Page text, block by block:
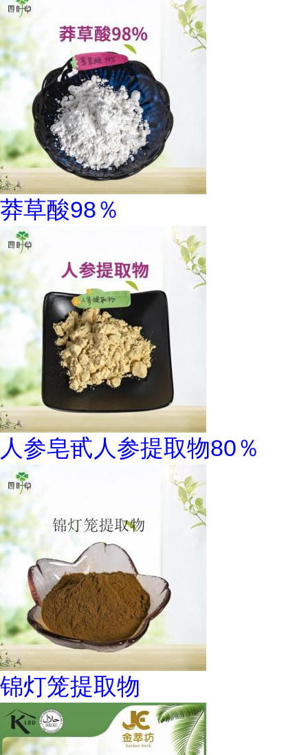
莽草酸98％
人参皂甙人参提取物80％
锦灯笼提取物